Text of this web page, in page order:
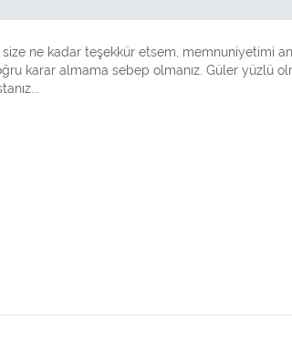
ne kadar teşekkür etsem, memnuniyetimi
karar almama sebep olmanız. Güler yüzlü